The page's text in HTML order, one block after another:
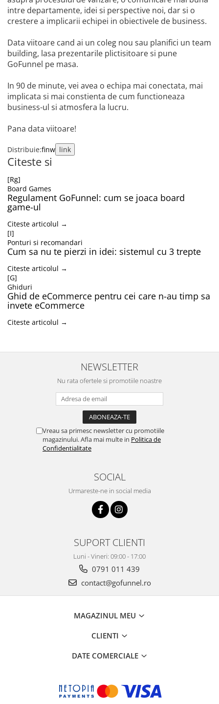
intre departamente, idei si perspective noi, dar si o
crestere a implicarii echipei in obiectivele de business.
Data viitoare cand ai un coleg nou sau planifici un team
building, lasa prezentarile plictisitoare si pune
GoFunnel pe masa.
In 90 de minute, vei avea o echipa mai conectata, mai
implicata si mai constienta de cum functioneaza
business-ul si atmosfera la lucru.
Pana data viitoare!
Distribuie:finw link
Citeste si
[Rg]
Board Games
Regulament GoFunnel: cum se joaca board
game-ul
Citeste articolul →
[I]
Ponturi si recomandari
Cum sa nu te pierzi in idei: sistemul cu 3 trepte
Citeste articolul →
[G]
Ghiduri
Ghid de eCommerce pentru cei care n-au timp sa
invete eCommerce
Citeste articolul →
NEWSLETTER
Nu rata ofertele si promotiile noastre
Vreau sa primesc newsletter cu promotiile
magazinului. Afla mai multe in Politica de
Confidentialitate
SOCIAL
Urmareste-ne in social media
SUPORT CLIENTI
Luni - Vineri: 09:00 - 17:00
0791 011 439
contact@gofunnel.ro
MAGAZINUL MEU
CLIENTI
DATE COMERCIALE